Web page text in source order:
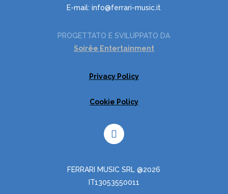
E-mail: info@ferrari-music.it
PROGETTATO E SVILUPPATO DA
Soirëe Entertainment
Privacy Policy
Cookie Policy
FERRARI MUSIC SRL @2026
IT13053550011